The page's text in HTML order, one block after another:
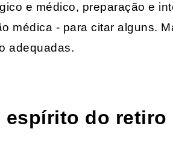
e médico, preparação e
médica - para citar alguns.
adequadas.
espírito do retiro